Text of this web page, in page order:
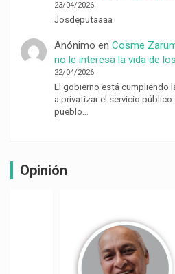
23/04/2026
Josdeputaaaa
Anónimo en Cosme
no le interesa la vida de
22/04/2026
El gobierno está cumpliendo
a privatizar el servicio público
pueblo…
Opinión